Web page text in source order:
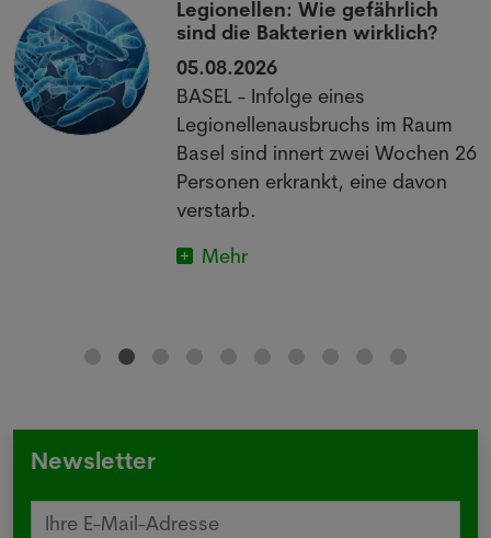
Legionellen: Wie gefährlich
sind die Bakterien wirklich?
05.08.2026
BASEL - Infolge eines
Legionellenausbruchs im Raum
Basel sind innert zwei Wochen 26
Personen erkrankt, eine davon
verstarb.
Mehr
Newsletter